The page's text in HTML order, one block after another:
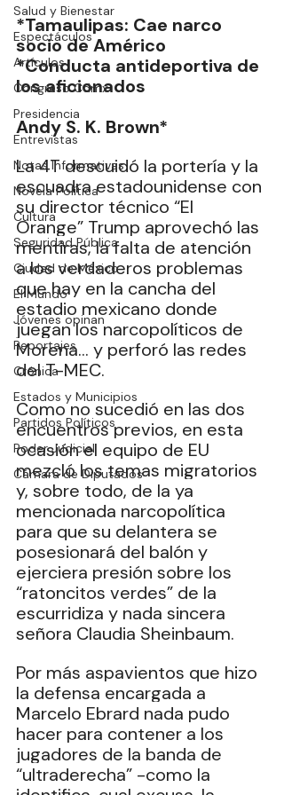
Salud y Bienestar
Espectáculos
Artículos
Congreso Cdmx
Presidencia
Entrevistas
Notas Informativas
Novela Política
Cultura
Seguridad Pública
Ciudad de México
El Mundo
Jóvenes opinan
Reportajes
Crónica
Estados y Municipios
Partidos Políticos
Poder Judicial
Cámara de Diputados
*Tamaulipas: Cae narco
socio de Américo
*Conducta antideportiva de
los aficionados
Andy S. K. Brown*
La 4T descuidó la portería y la
escuadra estadounidense con
su director técnico “El
Orange” Trump aprovechó las
mentiras, la falta de atención
a los verdaderos problemas
que hay en la cancha del
estadio mexicano donde
juegan los narcopolíticos de
Morena… y perforó las redes
del T-MEC.
Como no sucedió en las dos
encuentros previos, en esta
ocasión el equipo de EU
mezcló los temas migratorios
y, sobre todo, de la ya
mencionada narcopolítica
para que su delantera se
posesionará del balón y
ejerciera presión sobre los
“ratoncitos verdes” de la
escurridiza y nada sincera
señora Claudia Sheinbaum.
Por más aspavientos que hizo
la defensa encargada a
Marcelo Ebrard nada pudo
hacer para contener a los
jugadores de la banda de
“ultraderecha” -como la